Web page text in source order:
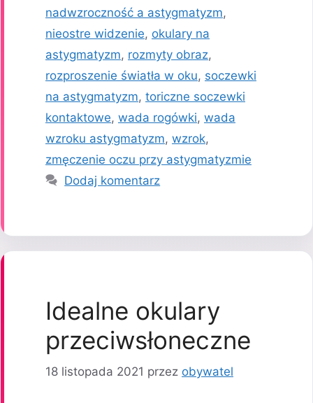
nadwzroczność a astygmatyzm,
nieostre widzenie, okulary na
astygmatyzm, rozmyty obraz,
rozproszenie światła w oku, soczewki
na astygmatyzm, toriczne soczewki
kontaktowe, wada rogówki, wada
wzroku astygmatyzm, wzrok,
zmęczenie oczu przy astygmatyzmie
Dodaj komentarz
Idealne okulary
przeciwsłoneczne
18 listopada 2021 przez obywatel